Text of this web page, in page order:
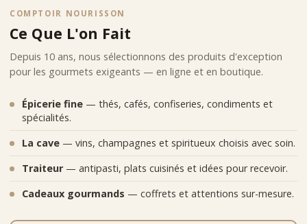
COMPTOIR NOURISSON
Ce Que L'on Fait
Depuis 10 ans, nous sélectionnons des produits d'exception
pour les gourmets exigeants — en ligne et en boutique.
Épicerie fine — thés, cafés, confiseries, condiments et
spécialités.
La cave — vins, champagnes et spiritueux choisis avec soin.
Traiteur — antipasti, plats cuisinés et idées pour recevoir.
Cadeaux gourmands — coffrets et attentions sur-mesure.